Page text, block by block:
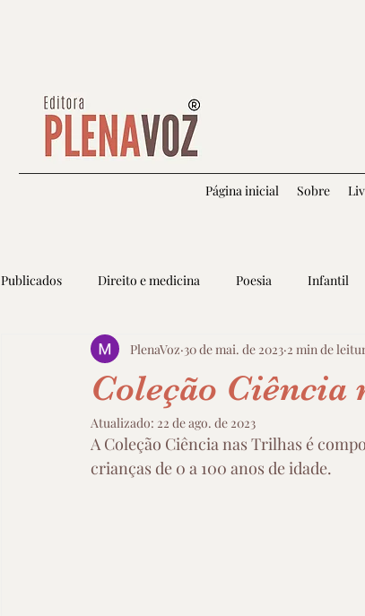
Página inicial Sobre
Publicados Direito e medicina Poesia Infantil
Autoconhecimento e espiritualidade
Coleção
PlenaVoz 30 de mai. de 2023 2 min de
Atualizado: 22 de ago. de 2023
A Coleção Ciência nas Trilhas é
crianças de 0 a 100 anos de idade.